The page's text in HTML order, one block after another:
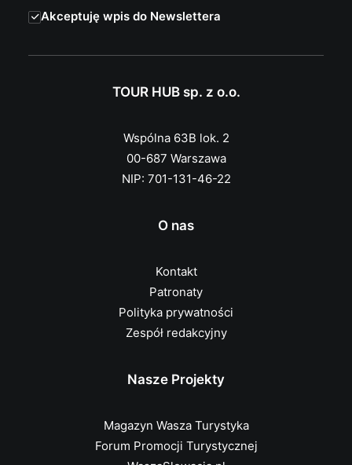
Akceptuję wpis do Newslettera
TOUR HUB sp. z o.o.
Wspólna 63B lok. 2
00-687 Warszawa
NIP: 701-131-46-22
O nas
Kontakt
Patronaty
Polityka prywatności
Zespół redakcyjny
Nasze Projekty
Magazyn Wasza Turystyka
Forum Promocji Turystycznej